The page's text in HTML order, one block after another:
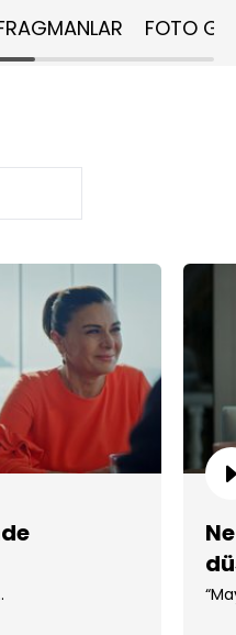
FOTO